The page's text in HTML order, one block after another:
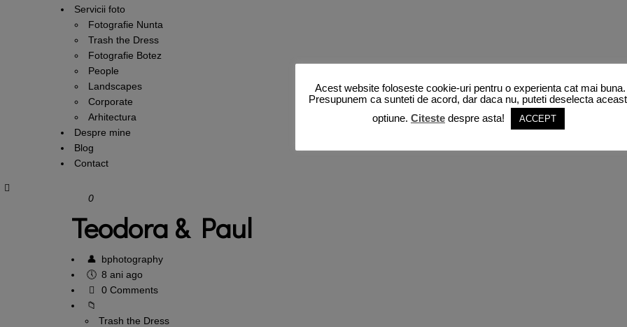
Servicii foto
Fotografie Nunta
Trash the Dress
Fotografie Botez
People
Landscapes
Corporate
Arhitectura
Despre mine
Blog
Contact
0
Teodora & Paul
bphotography
8 ani ago
0 Comments
Trash the Dress
Acest website foloseste cookie-uri pentru o experienta cat mai buna.
Presupunem ca sunteti de acord, dar daca nu, puteti deselecta
optiune. Citeste despre asta! ACCEPT